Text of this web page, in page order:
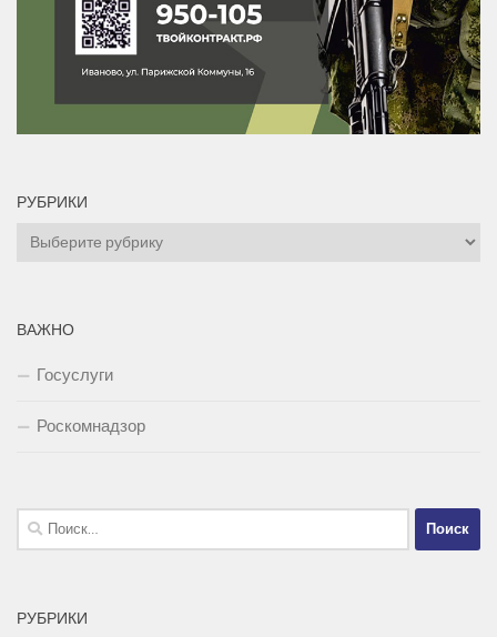
РУБРИКИ
Рубрики
ВАЖНО
Госуслуги
Роскомнадзор
Найти:
РУБРИКИ